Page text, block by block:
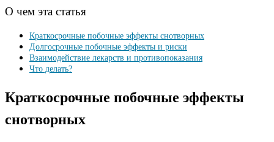
О чем эта статья
Краткосрочные побочные эффекты снотворных
Долгосрочные побочные эффекты и риски
Взаимодействие лекарств и противопоказания
Что делать?
Краткосрочные побочные эффекты
снотворных